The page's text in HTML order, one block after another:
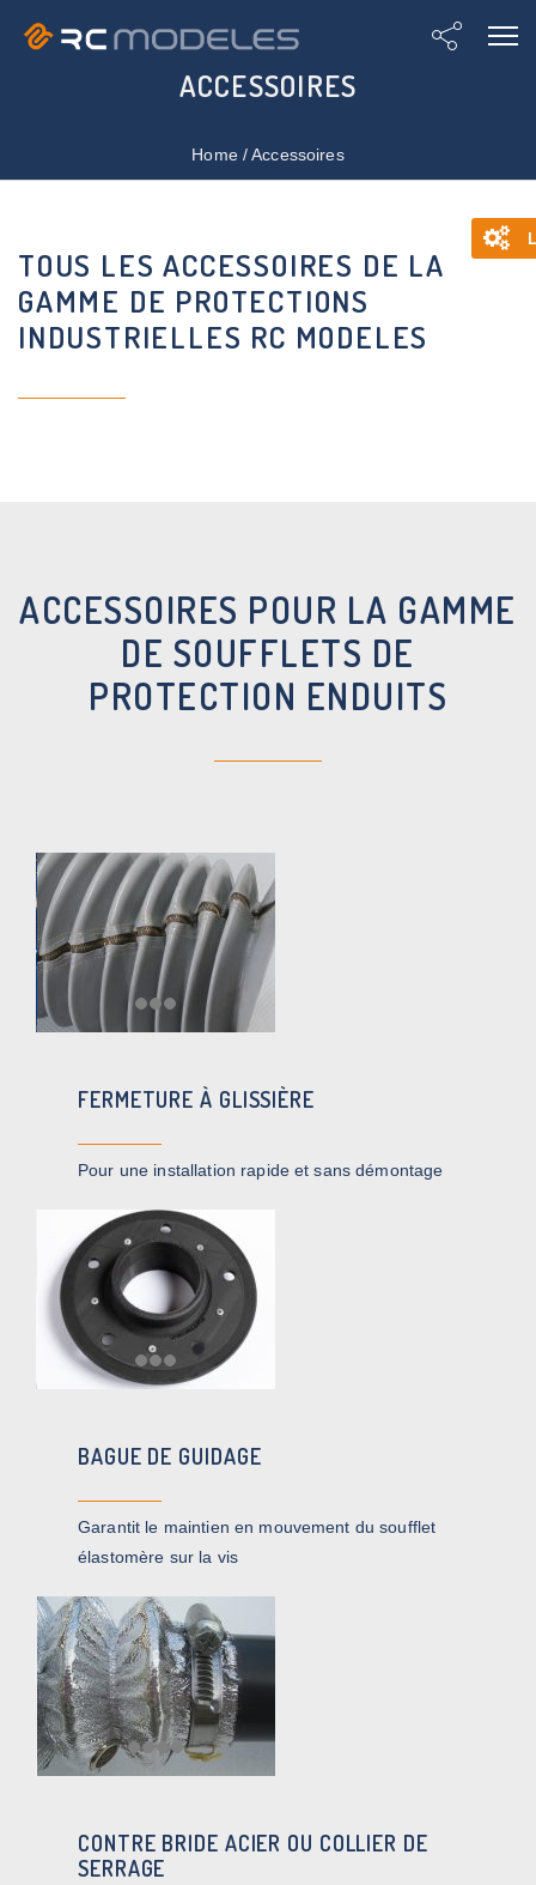
ACCESSOIRES
Home/Accessoires
TOUS LES ACCESSOIRES DE LA
GAMME DE PROTECTIONS
INDUSTRIELLES RC MODELES
ACCESSOIRES POUR LA GAMME
DE SOUFFLETS DE
PROTECTION ENDUITS
FERMETURE À GLISSIÈRE
Pour une installation rapide et sans démontage
BAGUE DE GUIDAGE
Garantit le maintien en mouvement du soufflet
élastomère sur la vis
CONTRE BRIDE ACIER OU COLLIER DE
SERRAGE